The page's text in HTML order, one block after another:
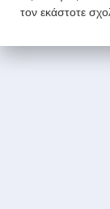
τον εκάστοτε